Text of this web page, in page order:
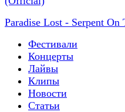
Paradise Lost - Serpent
Фестивали
Концерты
Лайвы
Клипы
Новости
Статьи